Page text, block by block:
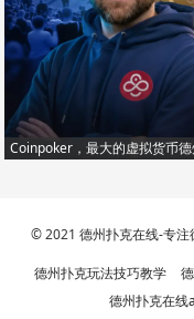
Coinpoker，最大的虚拟货币
© 2021 德州扑克在线-专
德州扑克玩法技巧教学
德州扑克在线